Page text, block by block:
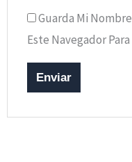
Guarda Mi
Este Navegador